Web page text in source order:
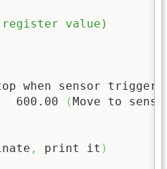
value)
when sensor
600.00 (Move to
, print it )